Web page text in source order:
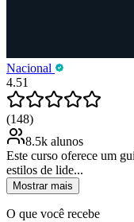
Nacional
4.51
(148)
8.5k alunos
Este curso oferece um
estilos de lide...
Mostrar mais
O que você recebe